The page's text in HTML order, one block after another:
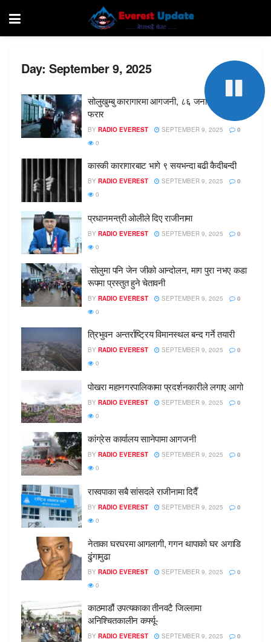
Day: September 9, 2025
सोलुखुम्बु कारागारमा आगजनी, ८६ जना कैदीबन्दी
फरार
BY RADIO EVEREST SEPTEMBER 9, 2025
0
0
कास्की कारागारबाट भागे ९ सयभन्दा बढी कैदीबन्दी
BY RADIO EVEREST SEPTEMBER 9, 2025
0
0
प्रधानमन्त्री ओलीले दिए राजीनामा
BY RADIO EVEREST SEPTEMBER 9, 2025
0
0
सोलुमा पनि जेन जीको आन्दोलन, माग पुरा नभए कडा
रूपमा प्रस्तुत हुने चेतावनी
BY RADIO EVEREST SEPTEMBER 9, 2025
0
0
त्रिभुवन अन्तर्राष्ट्रिय विमानस्थल बन्द गर्ने तयारी
BY RADIO EVEREST SEPTEMBER 9, 2025
0
0
पोखरा महानगरपालिकामा प्रदर्शनकारीले लगाए आगो
BY RADIO EVEREST SEPTEMBER 9, 2025
0
0
कांग्रेस कार्यालय साानेपामा आगजनी
BY RADIO EVEREST SEPTEMBER 9, 2025
0
0
रास्वपाका सबै सांसदले राजीनामा दिदैँ
BY RADIO EVEREST SEPTEMBER 9, 2025
0
0
नेताका घरघरमा आगलागी, गगन थापाको घर अगाडि
ढुंगामुढा
BY RADIO EVEREST SEPTEMBER 9, 2025
0
0
काठमाडौं उपत्यकाका तीनवटै जिल्लामा
अनिश्चितकालीन कर्फ्यू-
BY RADIO EVEREST SEPTEMBER 9, 2025
0